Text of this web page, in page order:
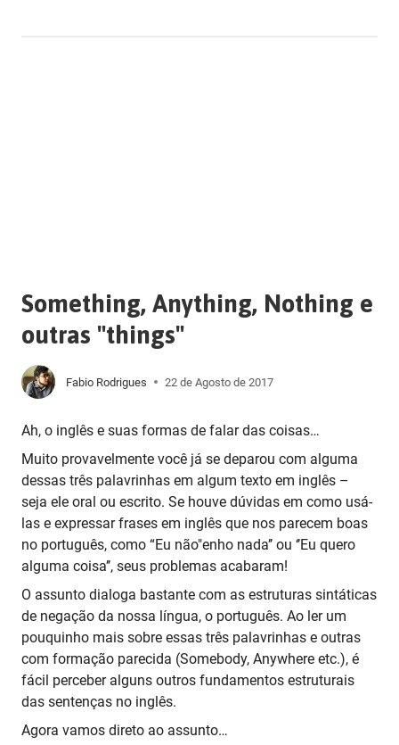
Something, Anything, Nothing e
outras "things"
Fabio Rodrigues 22 de Agosto de 2017
Ah, o inglês e suas formas de falar das coisas…
Muito provavelmente você já se deparou com alguma
dessas três palavrinhas em algum texto em inglês –
seja ele oral ou escrito. Se houve dúvidas em como usá-
las e expressar frases em inglês que nos parecem boas
no português, como “Eu não"enho nada’’ ou ‘’Eu quero
alguma coisa’’, seus problemas acabaram!
O assunto dialoga bastante com as estruturas sintáticas
de negação da nossa língua, o português. Ao ler um
pouquinho mais sobre essas três palavrinhas e outras
com formação parecida (Somebody, Anywhere etc.), é
fácil perceber alguns outros fundamentos estruturais
das sentenças no inglês.
Agora vamos direto ao assunto…